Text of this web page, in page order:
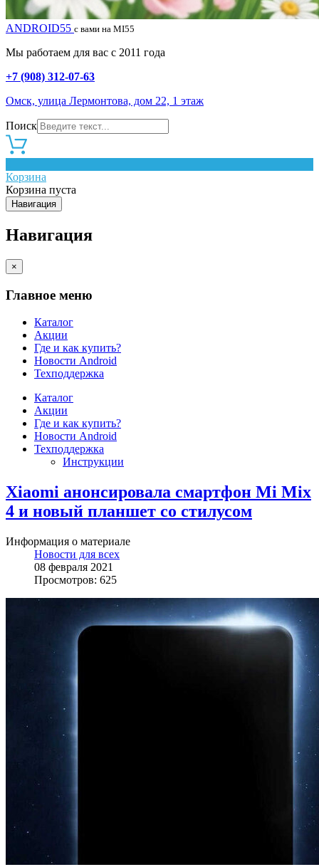
ANDROID55 с вами на MI55
Мы работаем для вас с 2011 года
+7 (908) 312-07-63
Омск, улица Лермонтова, дом 22, 1 этаж
Поиск
Корзина
Корзина пуста
Навигация
Навигация
×
Главное меню
Каталог
Акции
Где и как купить?
Новости Android
Техподдержка
Каталог
Акции
Где и как купить?
Новости Android
Техподдержка
Инструкции
Xiaomi анонсировала смартфон Mi Mix
4 и новый планшет со стилусом
Информация о материале
Новости для всех
08 февраля 2021
Просмотров: 625